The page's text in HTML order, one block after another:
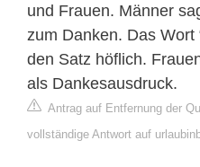
und Frauen. Männer
zum Danken. Das Wort
den Satz höflich.
als Dankesausdruck.
Antrag auf Entfernung der
vollständige Antwort auf